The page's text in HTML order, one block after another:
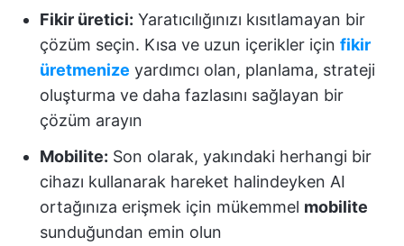
Fikir üretici: Yaratıcılığınızı kısıtlamayan bir
çözüm seçin. Kısa ve uzun içerikler için fikir
üretmenize yardımcı olan, planlama, strateji
oluşturma ve daha fazlasını sağlayan bir
çözüm arayın
Mobilite: Son olarak, yakındaki herhangi bir
cihazı kullanarak hareket halindeyken AI
ortağınıza erişmek için mükemmel mobilite
sunduğundan emin olun